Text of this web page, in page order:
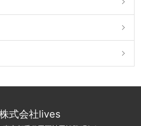
式会社lives